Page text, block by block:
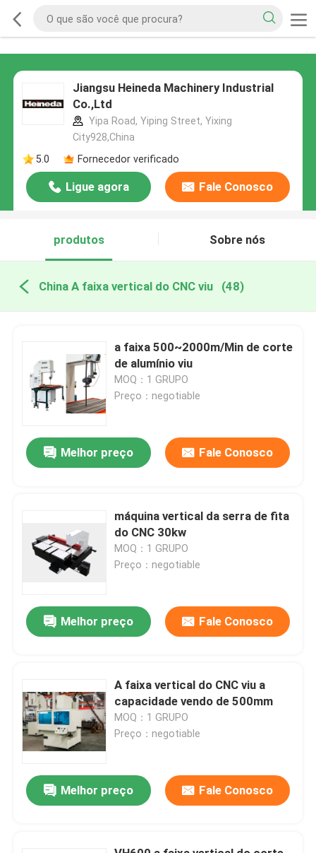
Jiangsu Heineda Machinery Industrial
Co.,Ltd
Yipa Road, Yiping Street, Yixing
City928,China
5.0
Fornecedor verificado
Ligue agora Fale Conosco
produtos Sobre nós
China A faixa vertical do CNC viu (48)
a faixa 500~2000m/Min de corte
de alumínio viu
MOQ：1 GRUPO
Preço：negotiable
Melhor preço Fale Conosco
máquina vertical da serra de fita
do CNC 30kw
MOQ：1 GRUPO
Preço：negotiable
Melhor preço Fale Conosco
A faixa vertical do CNC viu a
capacidade vendo de 500mm
MOQ：1 GRUPO
Preço：negotiable
Melhor preço Fale Conosco